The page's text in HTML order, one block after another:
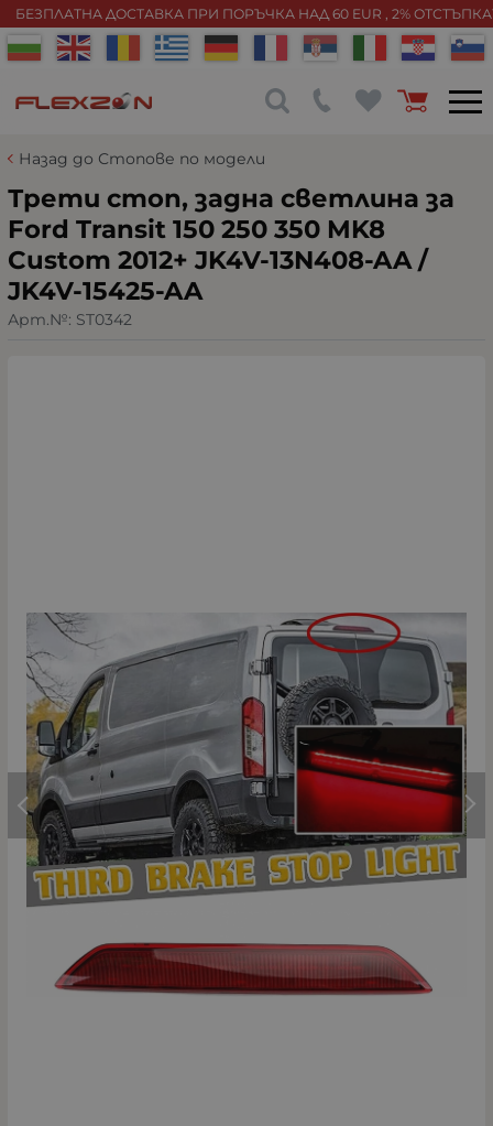
БЕЗПЛАТНА ДОСТАВКА ПРИ ПОРЪЧКА НАД 60 EUR , 2%
Назад до Стопове по модели
Трети стоп, задна светлина за
Ford Transit 150 250 350 MK8
Custom 2012+ JK4V-13N408-AA /
JK4V-15425-AA
Арт.№: ST0342